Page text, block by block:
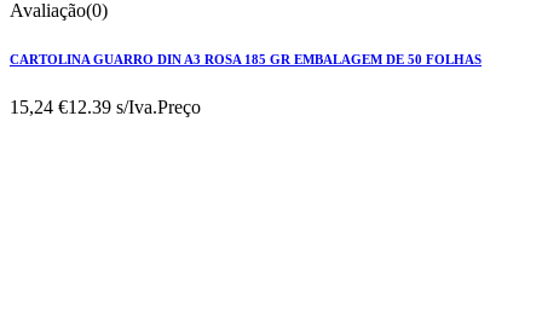
Avaliação(0)
CARTOLINA GUARRO DIN A3 ROSA 185 GR EMBALAGEM DE 50 FOLHAS
15,24 €12.39 s/Iva.Preço